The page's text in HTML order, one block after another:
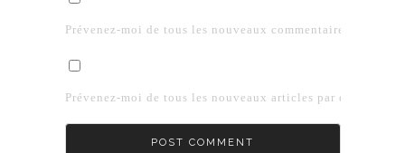
Prévenez-moi de tous les nouveaux commentaires par e-
Prévenez-moi de tous les nouveaux articles par e-mail.